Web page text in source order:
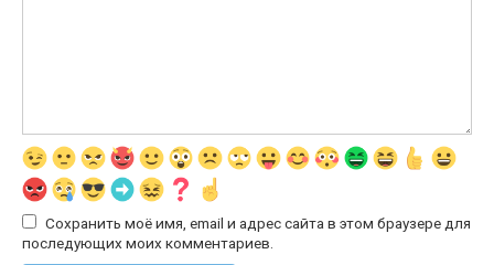
Сохранить моё имя, email и адрес сайта в этом браузере для
последующих моих комментариев.